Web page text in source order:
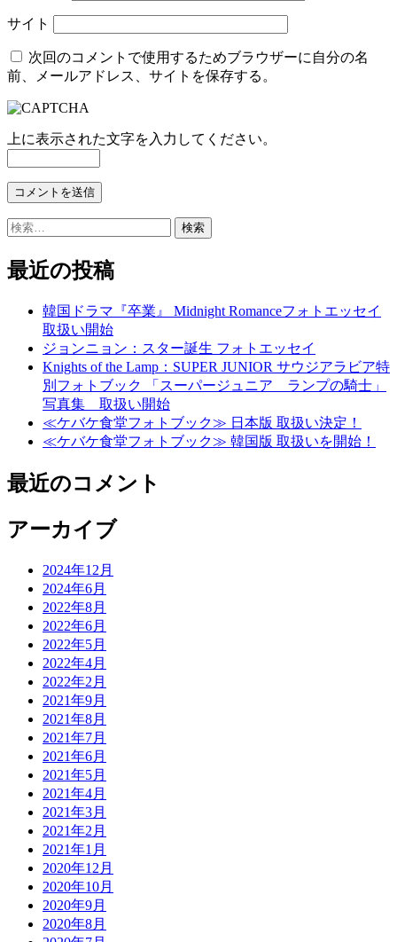
サイト
次回のコメントで使用するためブラウザーに自分の名
前、メールアドレス、サイトを保存する。
上に表示された文字を入力してください。
検
最近の投稿
韓国ドラマ『卒業』 Midnight Romanceフォトエッセイ
取扱い開始
ジョンニョン：スター誕生 フォトエッセイ
Knights of the Lamp：SUPER JUNIOR サウジアラビア特
別フォトブック 「スーパージュニア ランプの騎士」
写真集 取扱い開始
≪ケバケ食堂フォトブック≫ 日本版 取扱い決定！
≪ケバケ食堂フォトブック≫ 韓国版 取扱いを開始！
最近のコメント
アーカイブ
2024年12月
2024年6月
2022年8月
2022年6月
2022年5月
2022年4月
2022年2月
2021年9月
2021年8月
2021年7月
2021年6月
2021年5月
2021年4月
2021年3月
2021年2月
2021年1月
2020年12月
2020年10月
2020年9月
2020年8月